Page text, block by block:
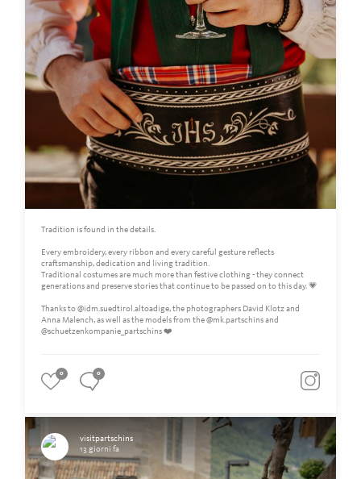
Tradition is found in the details.
Every embroidery, every ribbon and every careful gesture reflects
craftsmanship, dedication and living tradition.
Traditional costumes are much more than festive clothing - they connect
generations and preserve stories that continue to be passed on to this day. 💗
Thanks to @idm.suedtirol.altoadige, the photographers David Klotz and
Anna Malench, as well as the models from the @mk.partschins and
@schuetzenkompanie_partschins ❤️
0 0
visitpartschins
13 giorni fa